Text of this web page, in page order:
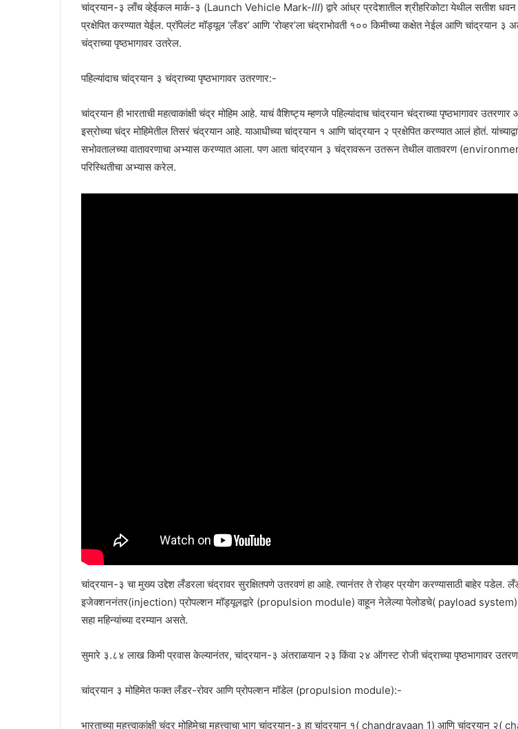
चांद्रयान-३ लाँच व्हेईकल मार्क-३ (Launch Vehicle Mark-III) द्वारे आंध्र प्रदेशातील श्रीहरिकोटा येथील सतीश
प्रक्षेपित करण्यात येईल. प्रॉपेलंट मॉड्यूल ‘लँडर’ आणि ‘रोव्हर’ला चंद्राभोवती १०० किमीच्या कक्षेत नेईल आणि चांद्रयान ३
चंद्राच्या पृष्ठभागावर उतरेल.
पहिल्यांदाच चांद्रयान ३ चंद्राच्या पृष्ठभागावर उतरणार:-
चांद्रयान ही भारताची महत्वाकांक्षी चंद्र मोहिम आहे. याचं वैशिष्ट्य म्हणजे पहिल्यांदाच चांद्रयान चंद्राच्या पृष्ठभागावर
इस्रोच्या चंद्र मोहिमेतील तिसरं चंद्रयान आहे. याआधीच्या चांद्रयान १ आणि चांद्रयान २ प्रक्षेपित करण्यात आलं होतं.
सभोवतालच्या वातावरणाचा अभ्यास करण्यात आला. पण आता चांद्रयान ३ चंद्रावरून उतरून तेथील वातावरण
परिस्थितीचा अभ्यास करेल.
चांद्रयान-३ चा मुख्य उद्देश लँडरला चंद्रावर सुरक्षितपणे उतरवणं हा आहे. त्यानंतर ते रोव्हर प्रयोग करण्यासाठी बाहेर पडेल.
इजेक्शननंतर(injection) प्रोपल्शन मॉड्यूलद्वारे (propulsion module) वाहून नेलेल्या पेलोडचे( payload
सहा महिन्यांच्या दरम्यान असते.
सुमारे ३.८४ लाख किमी प्रवास केल्यानंतर, चांद्रयान-३ अंतराळयान २३ किंवा २४ ऑगस्ट रोजी चंद्राच्या पृष्ठभागावर
चांद्रयान ३ मोहिमेत फक्त लँडर-रोवर आणि प्रोपल्शन मॉडेल (propulsion module):-
भारताच्या महत्त्वाकांक्षी चंद्र मोहिमेचा महत्त्वाचा भाग चांद्रयान-३ हा चांद्रयान १( chandrayaan 1) आणि चांद्रयान २(